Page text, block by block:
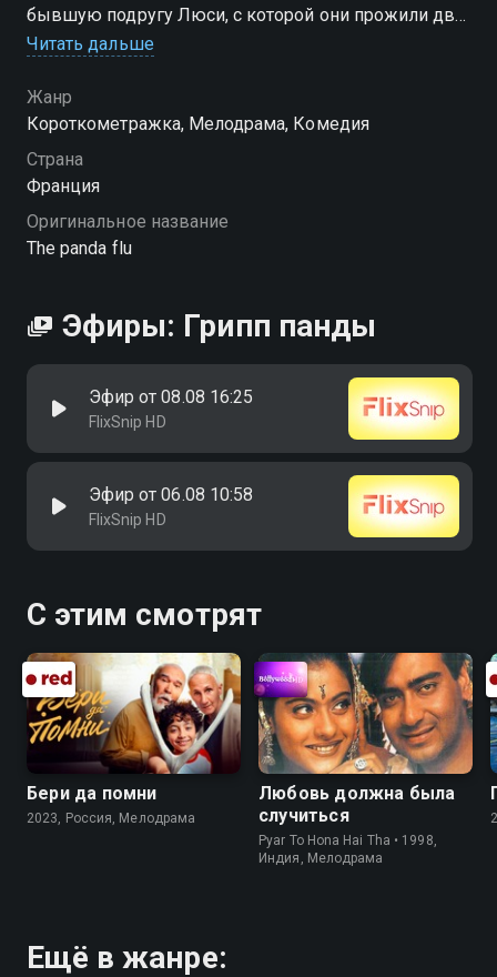
бывшую подругу Люси, с которой они прожили два
года и расстались всего пару месяцев назад, но она
Читать дальше
Жанр
Короткометражка, Мелодрама, Комедия
Страна
Франция
Оригинальное название
The panda flu
Эфиры: Грипп панды
Эфир от 08.08 16:25
FlixSnip HD
Эфир от 06.08 10:58
FlixSnip HD
С этим смотрят
Бери да помни
2023, Россия, Мелодрама
Любовь должна была
случиться
Pyar To Hona Hai Tha • 1998,
Индия, Мелодрама
Ещё в жанре: